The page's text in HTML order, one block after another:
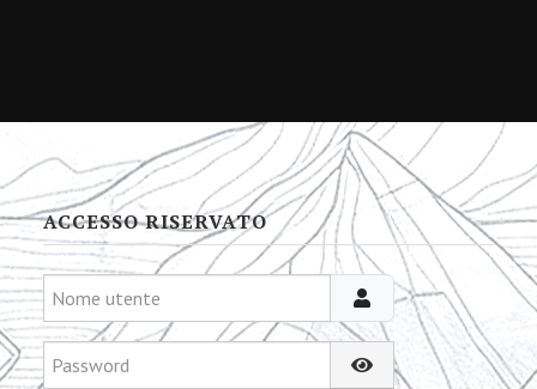
ACCESSO RISERVATO
Nome utente
Password